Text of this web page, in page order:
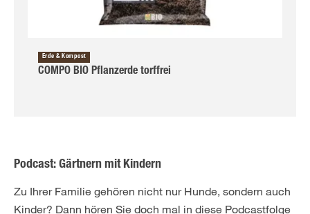
Erde & Kompost
COMPO BIO Pflanzerde torffrei
Podcast: Gärtnern mit Kindern
Zu Ihrer Familie gehören nicht nur Hunde, sondern auch
Kinder? Dann hören Sie doch mal in diese Podcastfolge